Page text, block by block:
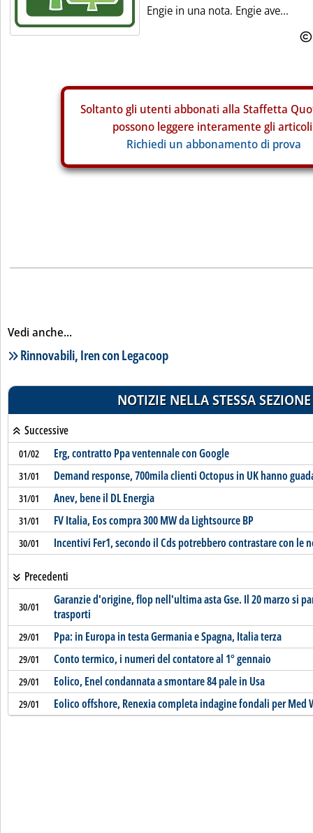
Engie in una nota. Engie ave...
Soltanto gli utenti abbonati alla Staffetta
possono leggere interamente gli
Richiedi un abbonamento di prova
Vedi anche...
Lista notizie correlate
Rinnovabili, Iren con Legacoop
NOTIZIE NELLA STESSA SEZIONE
Successive
01/02 Erg, contratto Ppa ventennale con Google
31/01 Demand response, 700mila clienti Octopus in UK hanno
31/01 Anev, bene il DL Energia
31/01 FV Italia, Eos compra 300 MW da Lightsource BP
30/01 Incentivi Fer1, secondo il Cds potrebbero contrastare con le
Precedenti
30/01
Garanzie d'origine, flop nell'ultima asta Gse. Il 20 marzo si
trasporti
29/01 Ppa: in Europa in testa Germania e Spagna, Italia terza
29/01 Conto termico, i numeri del contatore al 1° gennaio
29/01 Eolico, Enel condannata a smontare 84 pale in Usa
29/01 Eolico offshore, Renexia completa indagine fondali per Med